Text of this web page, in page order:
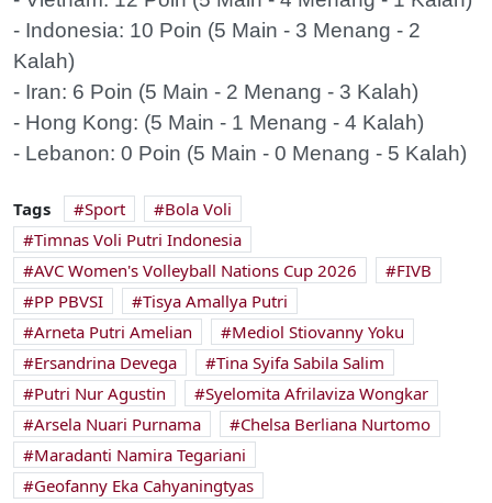
- Indonesia: 10 Poin (5 Main - 3 Menang - 2
Kalah)
- Iran: 6 Poin (5 Main - 2 Menang - 3 Kalah)
- Hong Kong: (5 Main - 1 Menang - 4 Kalah)
- Lebanon: 0 Poin (5 Main - 0 Menang - 5 Kalah)
Tags Sport
Bola Voli
Timnas Voli Putri Indonesia
AVC Women's Volleyball Nations Cup 2026
FIVB
PP PBVSI
Tisya Amallya Putri
Arneta Putri Amelian
Mediol Stiovanny Yoku
Ersandrina Devega
Tina Syifa Sabila Salim
Putri Nur Agustin
Syelomita Afrilaviza Wongkar
Arsela Nuari Purnama
Chelsa Berliana Nurtomo
Maradanti Namira Tegariani
Geofanny Eka Cahyaningtyas